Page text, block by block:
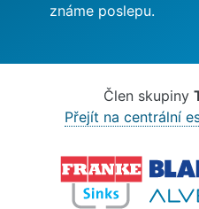
známe poslepu.
Člen skupiny
Přejít na centrální